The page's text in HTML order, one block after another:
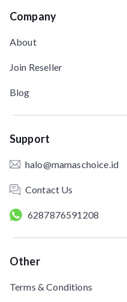
Company
About
Join Reseller
Blog
Support
halo@mamaschoice.id
Contact Us
6287876591208
Other
Terms & Conditions